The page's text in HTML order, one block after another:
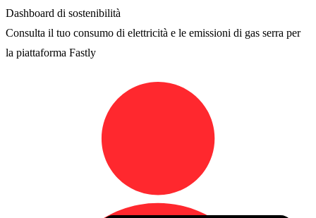
Dashboard di sostenibilità
Consulta il tuo consumo di elettricità e le emissioni di gas serra per
la piattaforma Fastly